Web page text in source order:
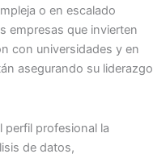
o en escalado
empresas que invierten
con universidades y en
asegurando su liderazgo
perfil profesional la
de datos,